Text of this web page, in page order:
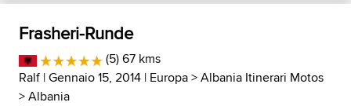
Frasheri-Runde
(5) 67 kms
Ralf | Gennaio 15, 2014 | Europa>Albania Itinerari Motos
>Albania